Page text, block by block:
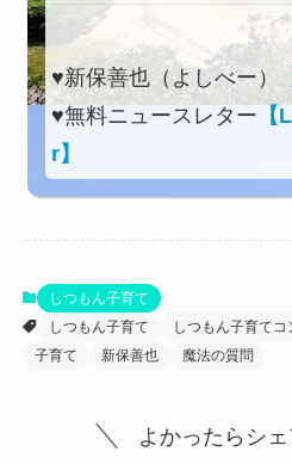
♥新保善也（よしべー）
♥無料ニュースレター
r】
しつもん子育て
しつもん子育て
しつもん子育てコ
子育て
新保善也 魔法の質問
よかったらシェ